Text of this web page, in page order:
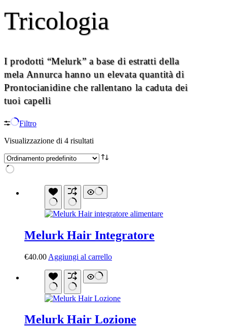
Tricologia
I prodotti “Melurk” a base di estratti della
mela Annurca hanno un elevata quantità di
Prontocianidine che rallentano la caduta dei
tuoi capelli
Filtro
Visualizzazione di 4 risultati
Melurk Hair Integratore
€40.00 Aggiungi al carrello
Melurk Hair Lozione